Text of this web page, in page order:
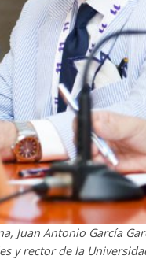
Juan Antonio García
y rector de la